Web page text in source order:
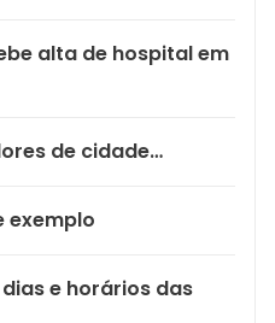
alta de hospital em
de cidade…
exemplo
e horários das